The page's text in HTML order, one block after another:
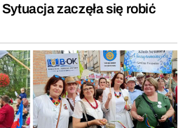
zaczęła się robić